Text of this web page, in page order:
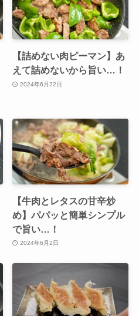
【詰めない肉ピーマン】あ
えて詰めないから旨い…！
2024年6月22日
【牛肉とレタスの甘辛炒
め】パパッと簡単シンプル
で旨い…！
2024年6月2日